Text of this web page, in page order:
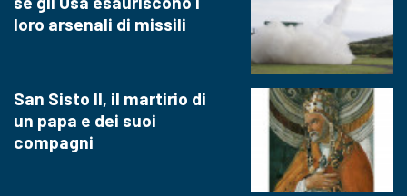
loro arsenali di missili
San Sisto II, il martirio di
un papa e dei suoi
compagni